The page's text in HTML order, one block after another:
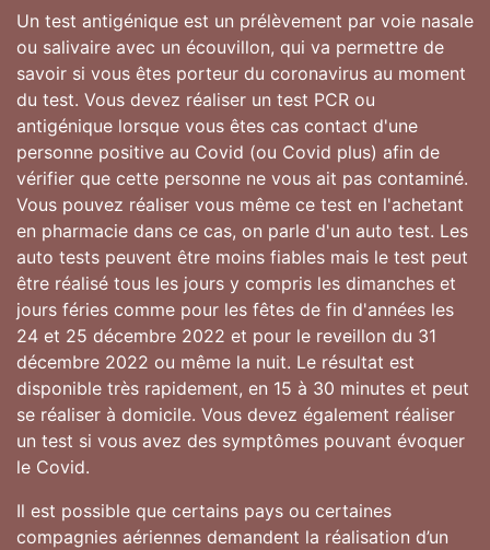
Un test antigénique est un prélèvement par voie nasale
ou salivaire avec un écouvillon, qui va permettre de
savoir si vous êtes porteur du coronavirus au moment
du test. Vous devez réaliser un test PCR ou
antigénique lorsque vous êtes cas contact d'une
personne positive au Covid (ou Covid plus) afin de
vérifier que cette personne ne vous ait pas contaminé.
Vous pouvez réaliser vous même ce test en l'achetant
en pharmacie dans ce cas, on parle d'un auto test. Les
auto tests peuvent être moins fiables mais le test peut
être réalisé tous les jours y compris les dimanches et
jours féries comme pour les fêtes de fin d'années les
24 et 25 décembre 2022 et pour le reveillon du 31
décembre 2022 ou même la nuit. Le résultat est
disponible très rapidement, en 15 à 30 minutes et peut
se réaliser à domicile. Vous devez également réaliser
un test si vous avez des symptômes pouvant évoquer
le Covid.
Il est possible que certains pays ou certaines
compagnies aériennes demandent la réalisation d’un